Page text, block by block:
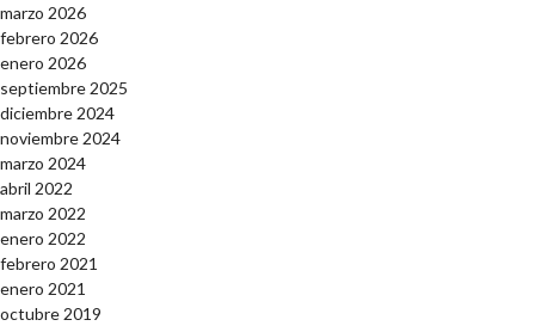
marzo 2026
febrero 2026
enero 2026
septiembre 2025
diciembre 2024
noviembre 2024
marzo 2024
abril 2022
marzo 2022
enero 2022
febrero 2021
enero 2021
octubre 2019